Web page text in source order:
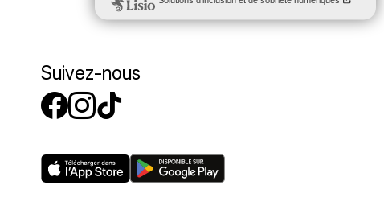
Suivez-nous
Suivez-nous sur Facebook
Suivez-nous sur